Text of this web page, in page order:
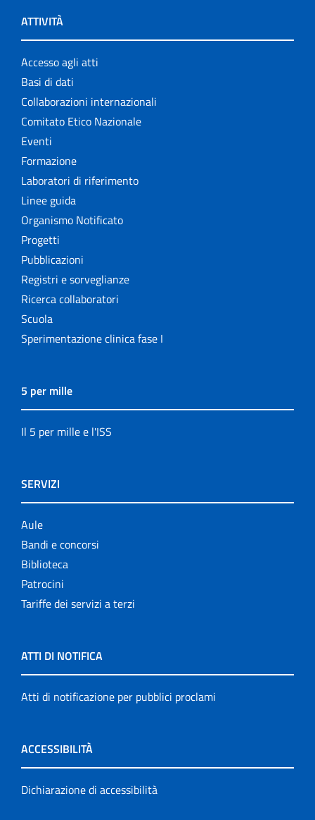
ATTIVITÀ
Accesso agli atti
Basi di dati
Collaborazioni internazionali
Comitato Etico Nazionale
Eventi
Formazione
Laboratori di riferimento
Linee guida
Organismo Notificato
Progetti
Pubblicazioni
Registri e sorveglianze
Ricerca collaboratori
Scuola
Sperimentazione clinica fase I
5 per mille
Il 5 per mille e l'ISS
SERVIZI
Aule
Bandi e concorsi
Biblioteca
Patrocini
Tariffe dei servizi a terzi
ATTI DI NOTIFICA
Atti di notificazione per pubblici proclami
ACCESSIBILITÀ
Dichiarazione di accessibilità